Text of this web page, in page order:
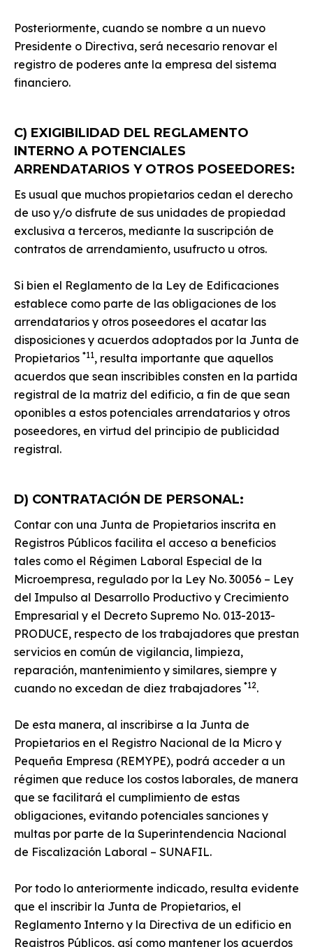
Posteriormente, cuando se nombre a un nuevo
Presidente o Directiva, será necesario renovar el
registro de poderes ante la empresa del sistema
financiero.
C) EXIGIBILIDAD DEL REGLAMENTO
INTERNO A POTENCIALES
ARRENDATARIOS Y OTROS POSEEDORES:
Es usual que muchos propietarios cedan el derecho
de uso y/o disfrute de sus unidades de propiedad
exclusiva a terceros, mediante la suscripción de
contratos de arrendamiento, usufructo u otros.
Si bien el Reglamento de la Ley de Edificaciones
establece como parte de las obligaciones de los
arrendatarios y otros poseedores el acatar las
disposiciones y acuerdos adoptados por la Junta de
Propietarios *11, resulta importante que aquellos
acuerdos que sean inscribibles consten en la partida
registral de la matriz del edificio, a fin de que sean
oponibles a estos potenciales arrendatarios y otros
poseedores, en virtud del principio de publicidad
registral.
D) CONTRATACIÓN DE PERSONAL:
Contar con una Junta de Propietarios inscrita en
Registros Públicos facilita el acceso a beneficios
tales como el Régimen Laboral Especial de la
Microempresa, regulado por la Ley No. 30056 – Ley
del Impulso al Desarrollo Productivo y Crecimiento
Empresarial y el Decreto Supremo No. 013-2013-
PRODUCE, respecto de los trabajadores que prestan
servicios en común de vigilancia, limpieza,
reparación, mantenimiento y similares, siempre y
cuando no excedan de diez trabajadores *12.
De esta manera, al inscribirse a la Junta de
Propietarios en el Registro Nacional de la Micro y
Pequeña Empresa (REMYPE), podrá acceder a un
régimen que reduce los costos laborales, de manera
que se facilitará el cumplimiento de estas
obligaciones, evitando potenciales sanciones y
multas por parte de la Superintendencia Nacional
de Fiscalización Laboral – SUNAFIL.
Por todo lo anteriormente indicado, resulta evidente
que el inscribir la Junta de Propietarios, el
Reglamento Interno y la Directiva de un edificio en
Registros Públicos, así como mantener los acuerdos